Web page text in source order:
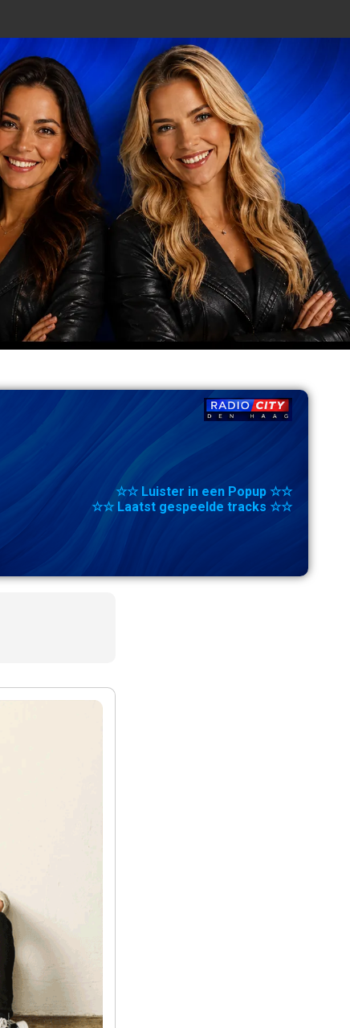
☆☆ Luister in een Popup ☆☆
☆☆ Laatst gespeelde tracks ☆☆